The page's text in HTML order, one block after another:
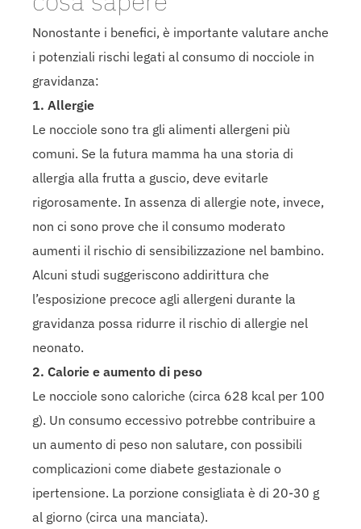
Nonostante i benefici, è importante valutare anche
i potenziali rischi legati al consumo di nocciole in
gravidanza:
1. Allergie
Le nocciole sono tra gli alimenti allergeni più
comuni. Se la futura mamma ha una storia di
allergia alla frutta a guscio, deve evitarle
rigorosamente. In assenza di allergie note, invece,
non ci sono prove che il consumo moderato
aumenti il rischio di sensibilizzazione nel bambino.
Alcuni studi suggeriscono addirittura che
l’esposizione precoce agli allergeni durante la
gravidanza possa ridurre il rischio di allergie nel
neonato.
2. Calorie e aumento di peso
Le nocciole sono caloriche (circa 628 kcal per 100
g). Un consumo eccessivo potrebbe contribuire a
un aumento di peso non salutare, con possibili
complicazioni come diabete gestazionale o
ipertensione. La porzione consigliata è di 20-30 g
al giorno (circa una manciata).